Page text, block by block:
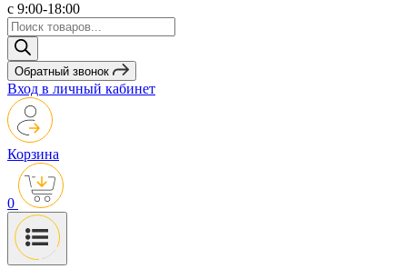
с 9:00-18:00
Поиск
товаров
Обратный звонок
Вход в личный кабинет
Корзина
0